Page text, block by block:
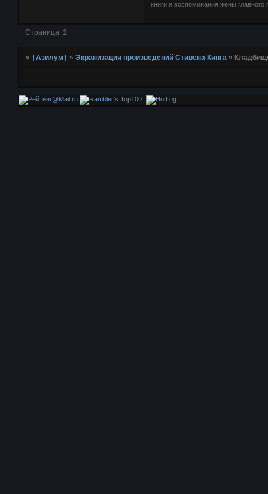
книги и воспоминания жены главного
Страница: 1
»†Азилум† »Экранизации произведений Стивена Кинга »